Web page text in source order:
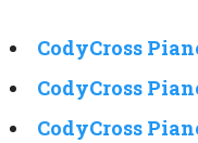
CodyCross
CodyCross
CodyCross